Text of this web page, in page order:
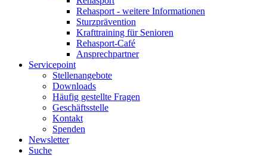
Rehasport - weitere Informationen
Sturzprävention
Krafttraining für Senioren
Rehasport-Café
Ansprechpartner
Servicepoint
Stellenangebote
Downloads
Häufig gestellte Fragen
Geschäftsstelle
Kontakt
Spenden
Newsletter
Suche